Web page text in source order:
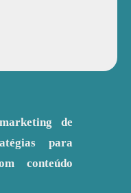
de
para
conteúdo